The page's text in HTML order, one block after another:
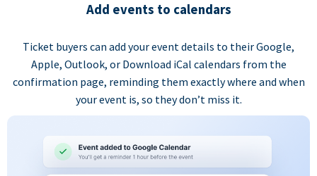
Add events to calendars
Ticket buyers can add your event details to their Google,
Apple, Outlook, or Download iCal calendars from the
confirmation page, reminding them exactly where and when
your event is, so they don’t miss it.